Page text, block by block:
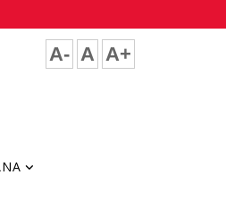
A- A A+